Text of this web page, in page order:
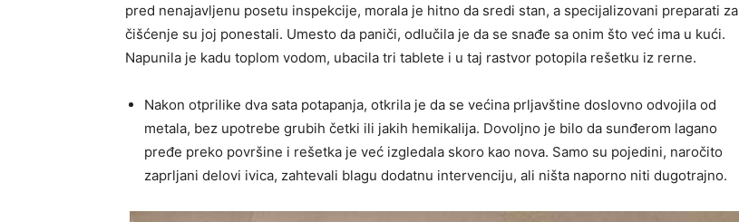
pred nenajavljenu posetu inspekcije, morala je hitno da sredi stan, a specijalizovani preparati za
čišćenje su joj ponestali. Umesto da paniči, odlučila je da se snađe sa onim što već ima u kući.
Napunila je kadu toplom vodom, ubacila tri tablete i u taj rastvor potopila rešetku iz rerne.
Nakon otprilike dva sata potapanja, otkrila je da se većina prljavštine doslovno odvojila od
metala, bez upotrebe grubih četki ili jakih hemikalija. Dovoljno je bilo da sunđerom lagano
pređe preko površine i rešetka je već izgledala skoro kao nova. Samo su pojedini, naročito
zaprljani delovi ivica, zahtevali blagu dodatnu intervenciju, ali ništa naporno niti dugotrajno.